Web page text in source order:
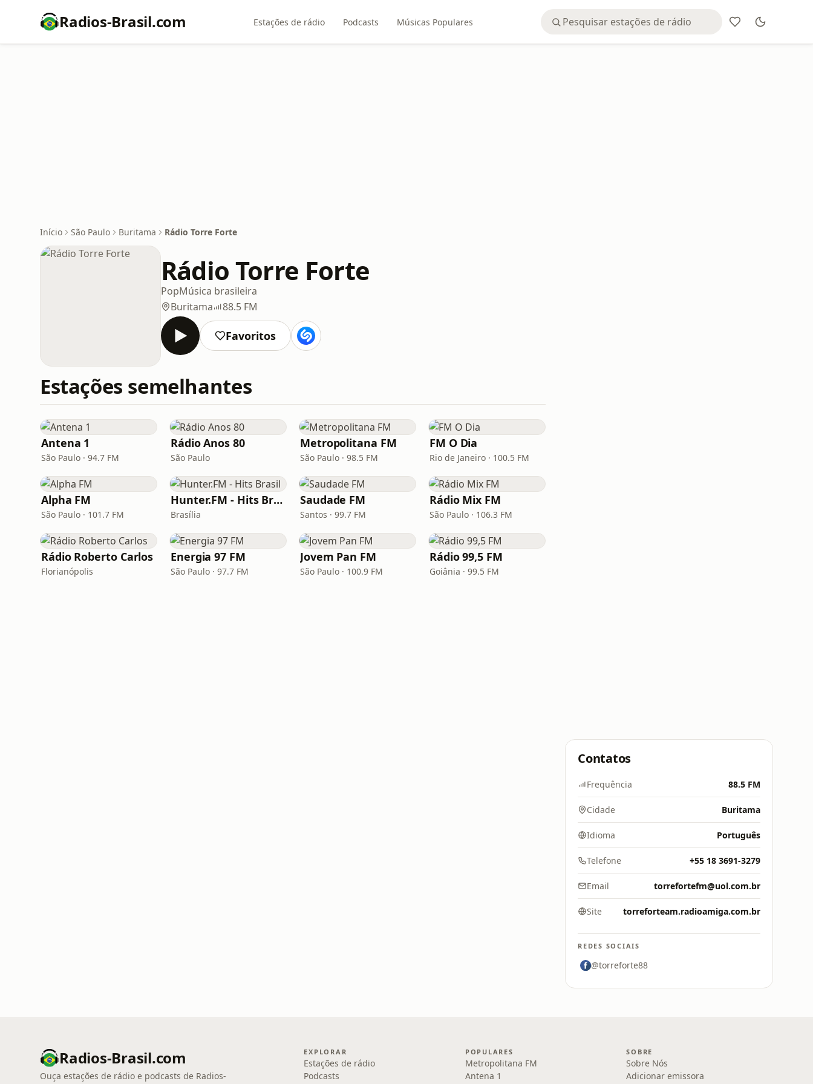
Radios-Brasil.com Estações de rádio Podcasts Músicas Populares
Início São Paulo Buritama Rádio Torre Forte
Rádio Torre Forte
PopMúsica brasileira
Buritama
88.5 FM
Favoritos
Estações semelhantes
Antena 1
São Paulo · 94.7 FM
Rádio Anos 80
São Paulo
Metropolitana FM
São Paulo · 98.5 FM
FM O Dia
Rio de Janeiro · 100.5 FM
Alpha FM
São Paulo · 101.7 FM
Hunter.FM - Hits Brasil
Brasília
Saudade FM
Santos · 99.7 FM
Rádio Mix FM
São Paulo · 106.3 FM
Rádio Roberto Carlos
Florianópolis
Energia 97 FM
São Paulo · 97.7 FM
Jovem Pan FM
São Paulo · 100.9 FM
Rádio 99,5 FM
Goiânia · 99.5 FM
Contatos
Frequência 88.5 FM
Cidade Buritama
Idioma Português
Telefone +55 18 3691-3279
Email torrefortefm@uol.com.br
Site torreforteam.radioamiga.com.br
REDES SOCIAIS
@torreforte88
Radios-Brasil.com
Ouça estações de rádio e podcasts de Radios-
EXPLORAR
Estações de rádio
Podcasts
POPULARES
Metropolitana FM
Antena 1
SOBRE
Sobre Nós
Adicionar emissora